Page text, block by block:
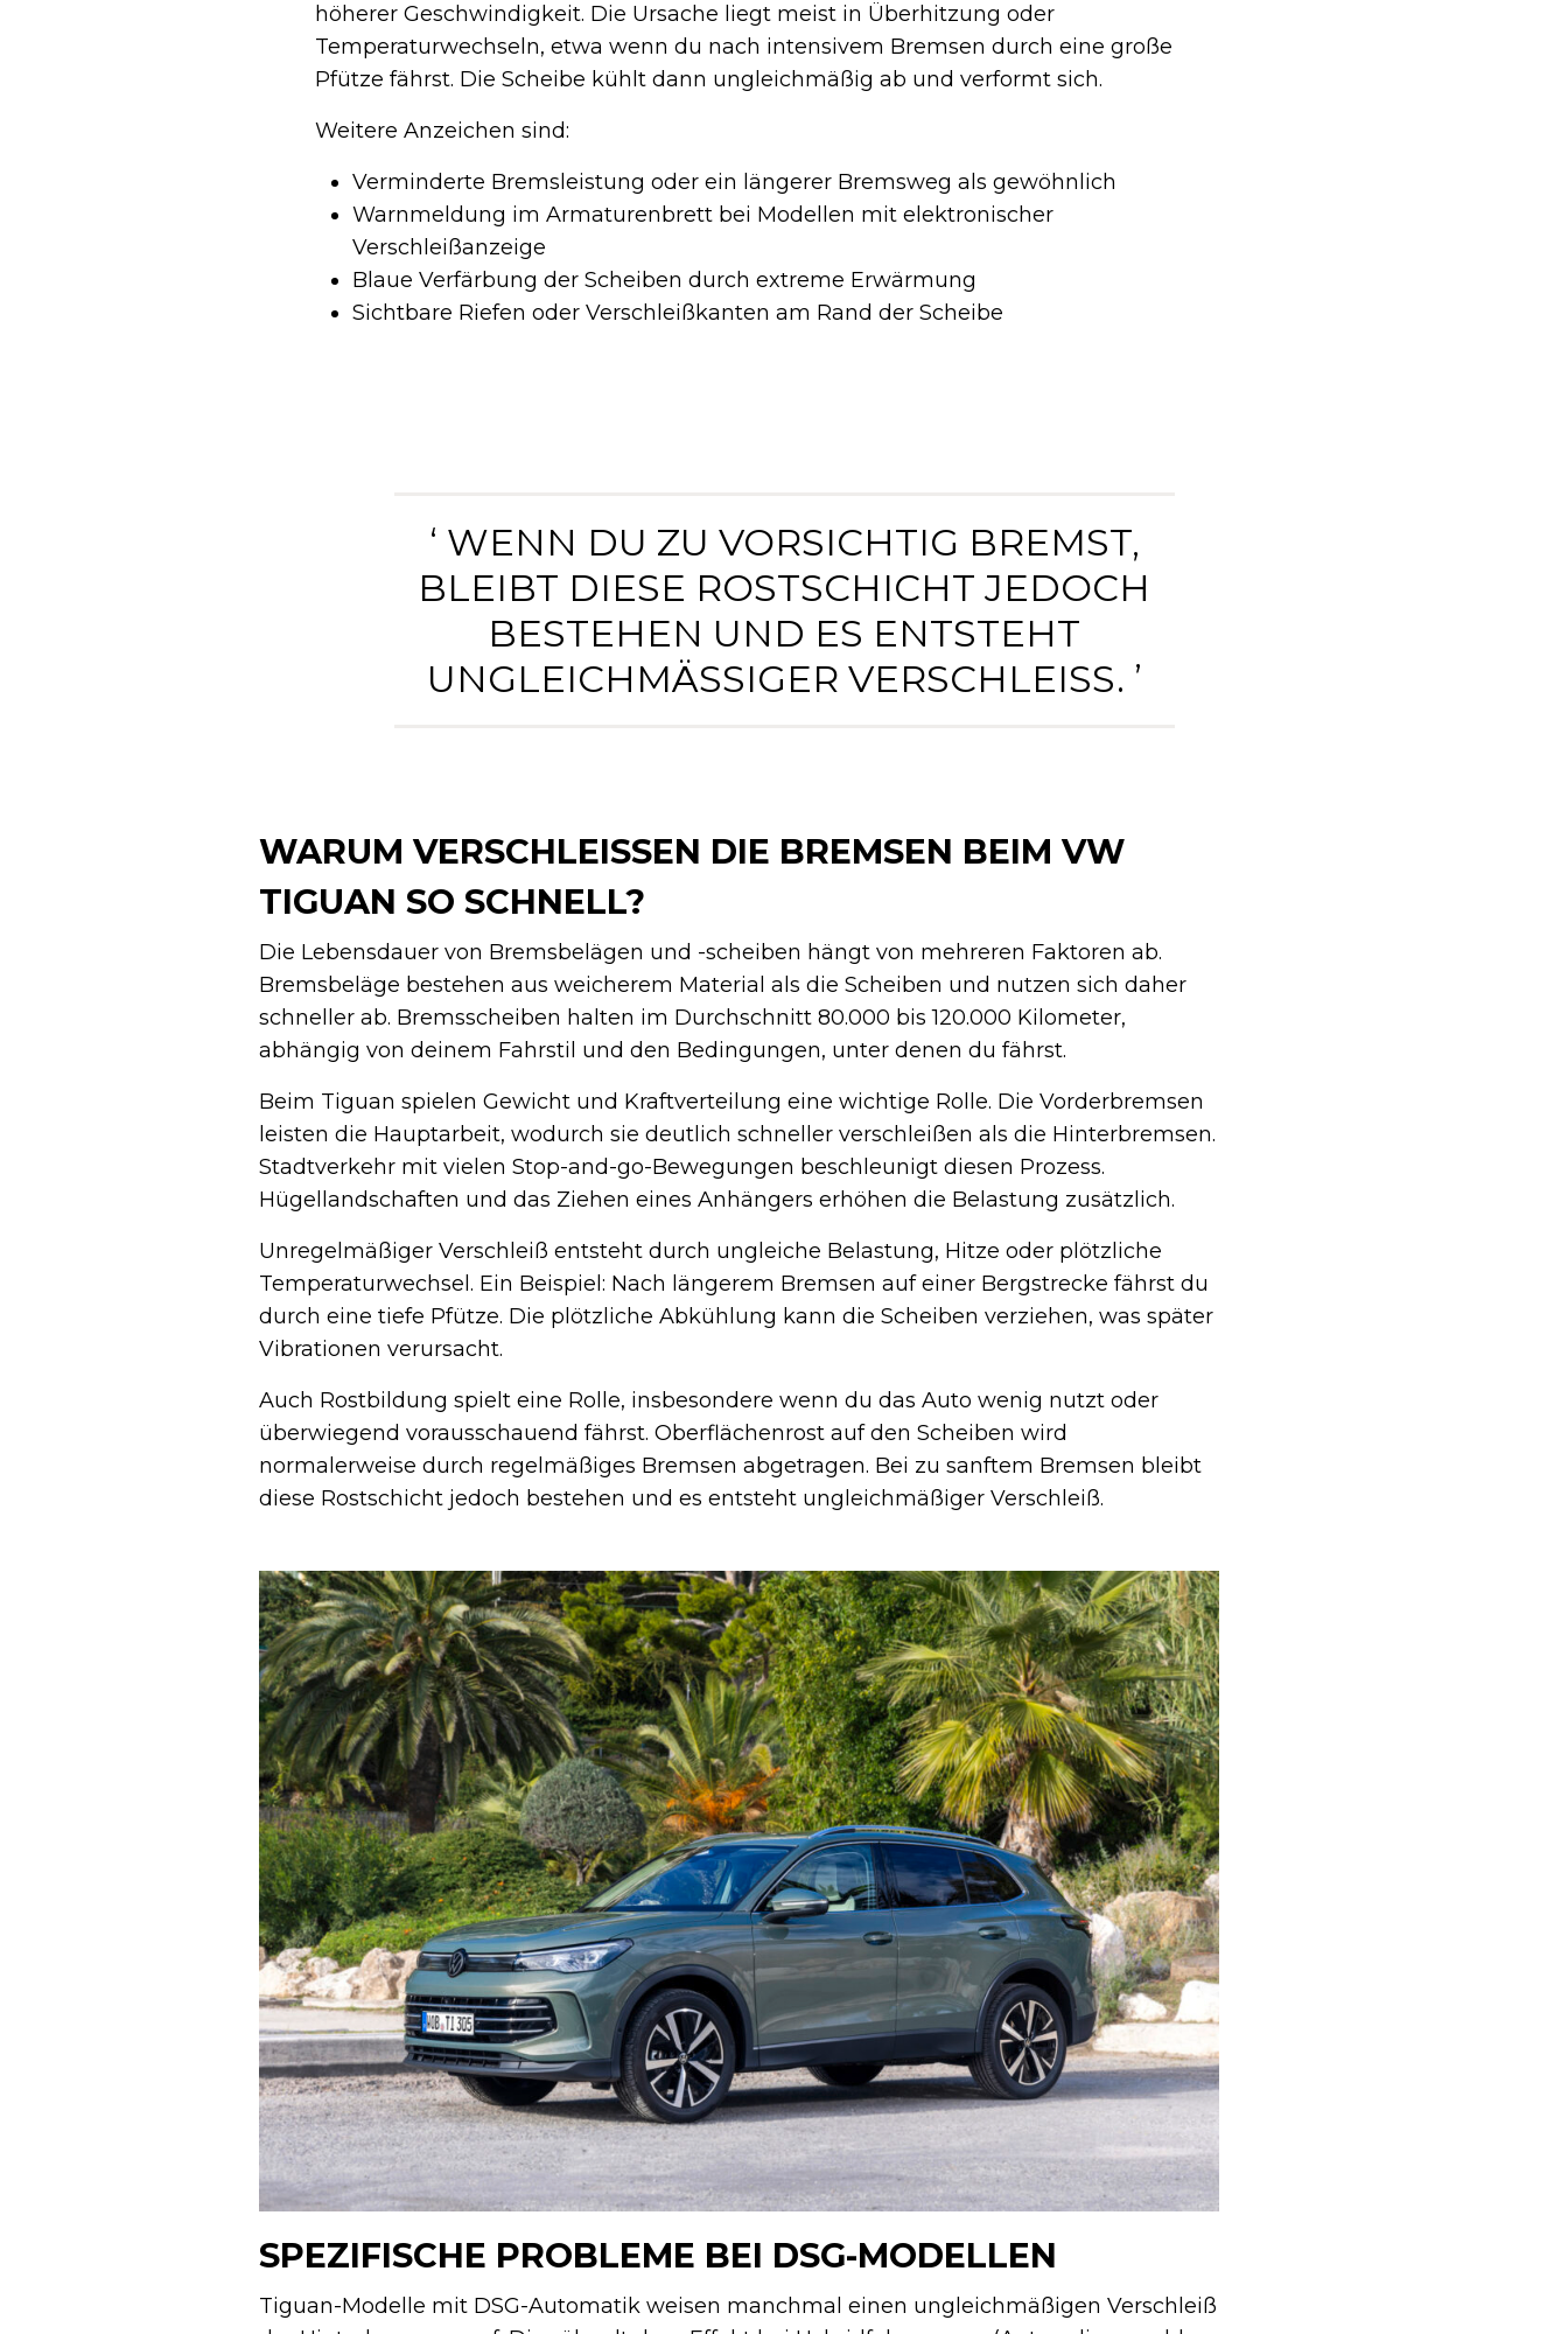
höherer Geschwindigkeit. Die Ursache liegt meist in Überhitzung oder
Temperaturwechseln, etwa wenn du nach intensivem Bremsen durch eine große
Pfütze fährst. Die Scheibe kühlt dann ungleichmäßig ab und verformt sich.
Weitere Anzeichen sind:
Verminderte Bremsleistung oder ein längerer Bremsweg als gewöhnlich
Warnmeldung im Armaturenbrett bei Modellen mit elektronischer
Verschleißanzeige
Blaue Verfärbung der Scheiben durch extreme Erwärmung
Sichtbare Riefen oder Verschleißkanten am Rand der Scheibe
‘ WENN DU ZU VORSICHTIG BREMST,
BLEIBT DIESE ROSTSCHICHT JEDOCH
BESTEHEN UND ES ENTSTEHT
UNGLEICHMÄSSIGER VERSCHLEISS. ’
WARUM VERSCHLEISSEN DIE BREMSEN BEIM VW T
IGUAN SO SCHNELL?
Die Lebensdauer von Bremsbelägen und -scheiben hängt von mehreren Faktoren ab.
Bremsbeläge bestehen aus weicherem Material als die Scheiben und nutzen sich daher
schneller ab. Bremsscheiben halten im Durchschnitt 80.000 bis 120.000 Kilometer,
abhängig von deinem Fahrstil und den Bedingungen, unter denen du fährst.
Beim Tiguan spielen Gewicht und Kraftverteilung eine wichtige Rolle. Die Vorderbremsen
leisten die Hauptarbeit, wodurch sie deutlich schneller verschleißen als die Hinterbremsen.
Stadtverkehr mit vielen Stop-and-go-Bewegungen beschleunigt diesen Prozess.
Hügellandschaften und das Ziehen eines Anhängers erhöhen die Belastung zusätzlich.
Unregelmäßiger Verschleiß entsteht durch ungleiche Belastung, Hitze oder plötzliche
Temperaturwechsel. Ein Beispiel: Nach längerem Bremsen auf einer Bergstrecke fährst du
durch eine tiefe Pfütze. Die plötzliche Abkühlung kann die Scheiben verziehen, was später
Vibrationen verursacht.
Auch Rostbildung spielt eine Rolle, insbesondere wenn du das Auto wenig nutzt oder
überwiegend vorausschauend fährst. Oberflächenrost auf den Scheiben wird
normalerweise durch regelmäßiges Bremsen abgetragen. Bei zu sanftem Bremsen bleibt
diese Rostschicht jedoch bestehen und es entsteht ungleichmäßiger Verschleiß.
SPEZIFISCHE PROBLEME BEI DSG-MODELLEN
Tiguan-Modelle mit DSG-Automatik weisen manchmal einen ungleichmäßigen Verschleiß